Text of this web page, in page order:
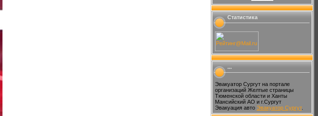
Статистика
...
Эвакуатор Сургут на портале
организаций Желтые страницы
Тюменской области и Ханты
Мансийский АО и г.Сургут
Эвакуация авто Эвакуатор Сургут.